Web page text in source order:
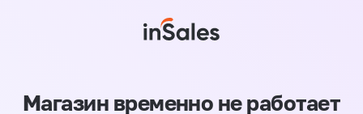
Магазин временно не работает